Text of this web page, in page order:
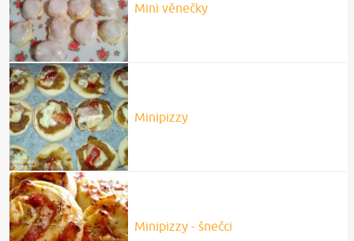
Mini věnečky
Minipizzy
Minipizzy - šnečci